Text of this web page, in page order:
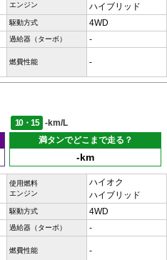
エンジン
ハイブリッド
駆動方式 4WD
過給器（ターボ） -
燃費性能 -
10・15
-km/L
満タンでどこまで走る？
-km
使用燃料
エンジン
ハイオク
ハイブリッド
駆動方式 4WD
過給器（ターボ） -
燃費性能 -